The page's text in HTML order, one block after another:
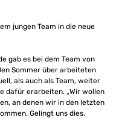
jungen Team in die neue
gab es bei dem Team von
Sommer über arbeiteten
als auch als Team, weiter
dafür erarbeiten. „Wir wollen
an denen wir in den letzten
Gelingt uns dies,